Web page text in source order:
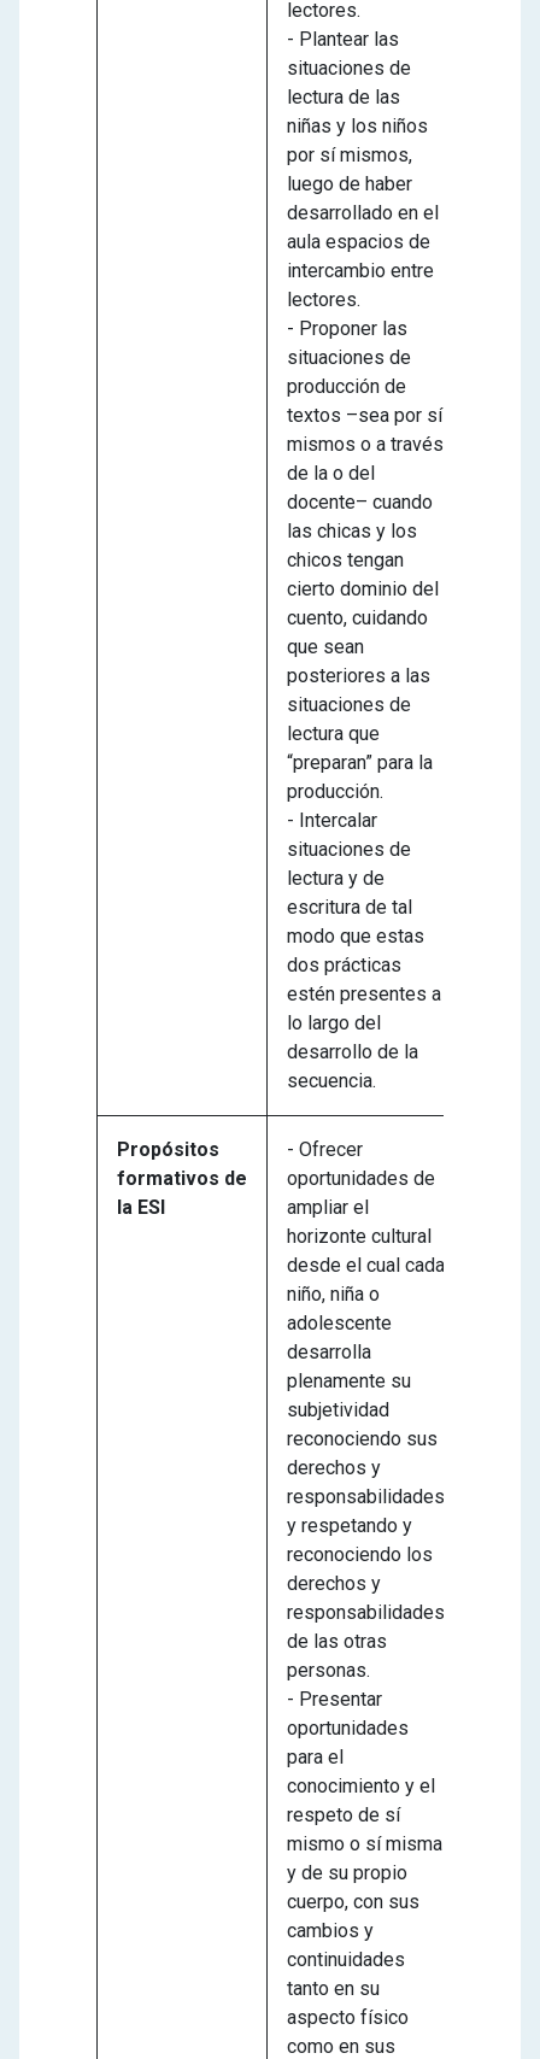
lectores.
- Plantear las
situaciones de
lectura de las
niñas y los niños
por sí mismos,
luego de haber
desarrollado en el
aula espacios de
intercambio entre
lectores.
- Proponer las
situaciones de
producción de
textos –sea por sí
mismos o a través
de la o del
docente– cuando
las chicas y los
chicos tengan
cierto dominio del
cuento, cuidando
que sean
posteriores a las
situaciones de
lectura que
“preparan” para la
producción.
- Intercalar
situaciones de
lectura y de
escritura de tal
modo que estas
dos prácticas
estén presentes a
lo largo del
desarrollo de la
secuencia.
Propósitos
formativos de
la ESI
- Ofrecer
oportunidades de
ampliar el
horizonte cultural
desde el cual cada
niño, niña o
adolescente
desarrolla
plenamente su
subjetividad
reconociendo sus
derechos y
responsabilidades
y respetando y
reconociendo los
derechos y
responsabilidades
de las otras
personas.
- Presentar
oportunidades
para el
conocimiento y el
respeto de sí
mismo o sí misma
y de su propio
cuerpo, con sus
cambios y
continuidades
tanto en su
aspecto físico
como en sus